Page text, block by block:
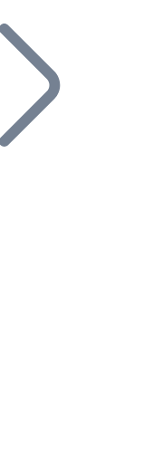
entreprise et
et
notre service